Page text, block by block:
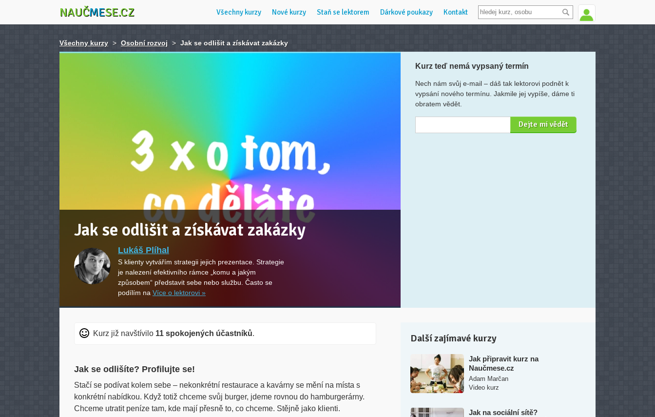
NAUČMESE.CZ Všechny kurzy Nové kurzy Staň se lektorem Dárkové poukazy Kontakt
Všechny kurzy > Osobní rozvoj > Jak se odlišit a získávat zakázky
Jak se odlišit a získávat zakázky
Lukáš Plíhal
S klienty vytvářím strategii jejich prezentace. Strategie
je nalezení efektivního rámce „komu a jakým
způsobem“ představit sebe nebo službu. Často se
podílím na Více o lektorovi »
Kurz teď nemá vypsaný termín
Nech nám svůj e-mail – dáš tak lektorovi podnět k
vypsání nového termínu. Jakmile jej vypíše, dáme ti
obratem vědět.
Kurz již navštívilo 11 spokojených účastníků.
Jak se odlišíte? Profilujte se!
Stačí se podívat kolem sebe – nekonkrétní restaurace a kavárny se mění na místa s
konkrétní nabídkou. Když totiž chceme svůj burger, jdeme rovnou do hamburgerárny.
Chceme utratit peníze tam, kde mají přesně to, co chceme. Stějně jako klienti.
Další zajímavé kurzy
Jak připravit kurz na
Naučmese.cz
Adam Marčan
Video kurz
Jak na sociální sítě?